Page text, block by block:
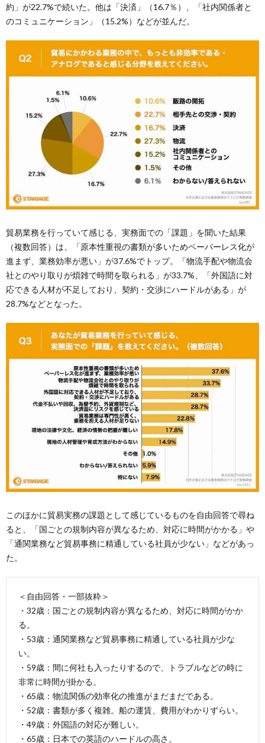
約」が22.7%で続いた。他は「決済」（16.7％）、「社内関係者と
のコミュニケーション」（15.2%）などが並んだ。
貿易業務を行っていて感じる、実務面での「課題」を聞いた結果
（複数回答）は、「原本性重視の書類が多いためペーパーレス化が
進まず、業務効率が悪い」が37.6%でトップ。「物流手配や物流会
社とのやり取りが煩雑で時間を取られる」が33.7%、「外国語に対
応できる人材が不足しており、契約・交渉にハードルがある」が
28.7%などとなった。
このほかに貿易実務の課題として感じているものを自由回答で尋ね
ると、「国ごとの規制内容が異なるため、対応に時間がかかる」や
「通関業務など貿易事務に精通している社員が少ない」などがあっ
た。
＜自由回答・一部抜粋＞
・32歳：国ごとの規制内容が異なるため、対応に時間がかか
る。
・53歳：通関業務など貿易事務に精通している社員が少な
い。
・59歳：間に何社も入ったりするので、トラブルなどの時に
非常に時間が掛かる。
・65歳：物流関係の効率化の推進がまだまだである。
・52歳：書類が多く複雑。船の運賃、費用がわかりずらい。
・49歳：外国語の対応が難しい。
・65歳：日本での英語のハードルの高さ。